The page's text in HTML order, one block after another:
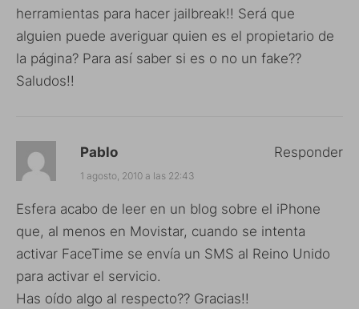
herramientas para hacer jailbreak!! Será que
alguien puede averiguar quien es el propietario de
la página? Para así saber si es o no un fake??
Saludos!!
Pablo
1 agosto, 2010 a las 22:43
Esfera acabo de leer en un blog sobre el iPhone
que, al menos en Movistar, cuando se intenta
activar FaceTime se envía un SMS al Reino Unido
para activar el servicio.
Has oído algo al respecto?? Gracias!!
Responder